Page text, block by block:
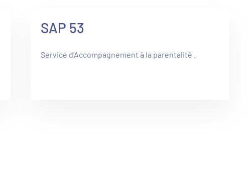
SAP 53
Service d’Accompagnement à la parentalité .